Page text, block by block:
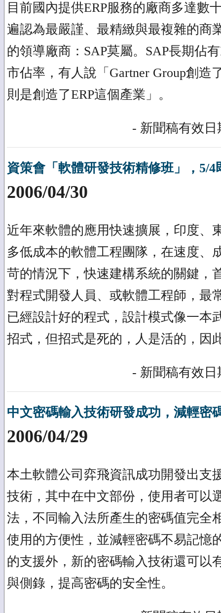
目前國內提供ERP服務的廠商多達數
遍認為最嚴謹、最精緻與最複雜的商
的領導廠商：SAP莫屬。SAP長期佔
市佔率，有人說「Gartner Group創造
則是創造了ERP這個產業」。
- 新聞稿有效日
資策會「軟體研發技術精修班」，5/4
2006/04/30
近年來軟體的應用快速擴展，印度、
多低成本的軟體工程團隊，在速度、
苛的情況下，快速建構系統的關鍵，
對程式開發人員、或軟體工程師，最
已經設計好的程式，設計模式像一本
招式，但招式是死的，人是活的，因
- 新聞稿有效日
中文密碼輸入技術研發成功，減輕密
2006/04/29
本土軟體公司弈飛資訊成功開發出支
技術，其中在中文部份，使用者可以
法，不同輸入法所產生的密碼值完全
使用的方便性，並減輕密碼不易記憶
的支援外，新的密碼輸入技術還可以
與側錄，提高密碼的安全性。